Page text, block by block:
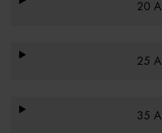
20 A
25 A
35 A